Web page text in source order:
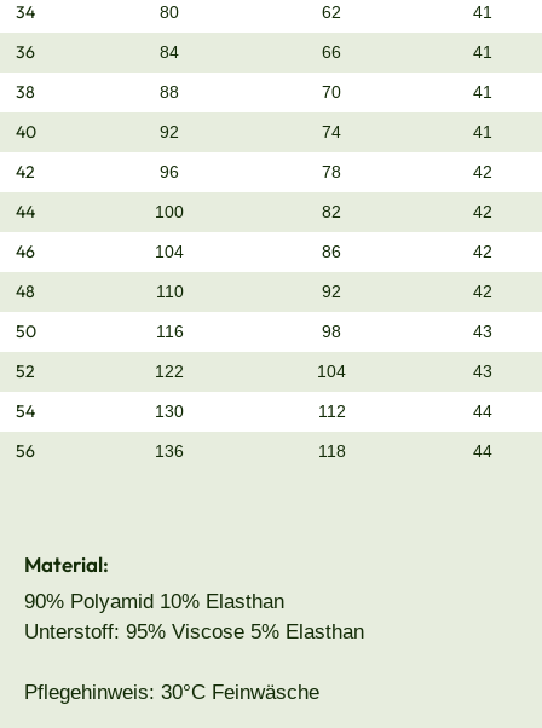
34
80 62 41
36 84 66 41
38 88 70 41
40 92 74 41
42 96 78 42
44 100 82 42
46 104 86 42
48 110 92 42
50 116 98 43
52 122 104 43
54 130 112 44
56 136 118 44
Material:
90% Polyamid 10% Elasthan
Unterstoff: 95% Viscose 5% Elasthan
Pflegehinweis: 30°C Feinwäsche